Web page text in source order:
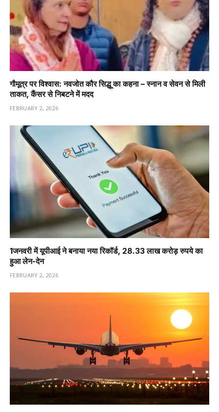
गौमूत्र पर विश्वास: नवजोत कौर सिद्धू का कहना – स्नान व सेवन से मिली
ताकत, कैंसर से निबटने में मदद
FEBRUARY 2, 2026
1️जनवरी में यूपीआई ने बनाया नया रिकॉर्ड, 28.33 लाख करोड़ रुपये का
हुआ लेन-देन
FEBRUARY 2, 2026